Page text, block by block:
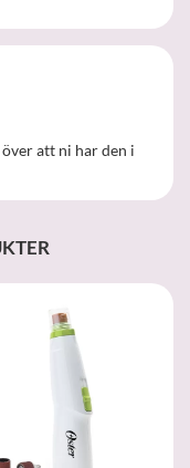
att ni har den i